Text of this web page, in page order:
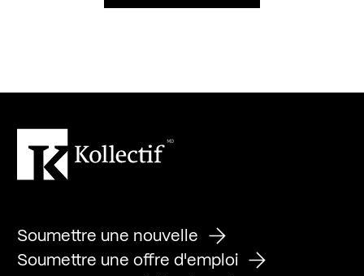
Soumettre une nouvelle
Soumettre une offre d'emploi